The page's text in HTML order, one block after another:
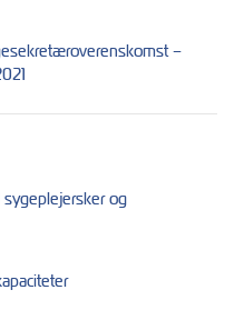
–
og